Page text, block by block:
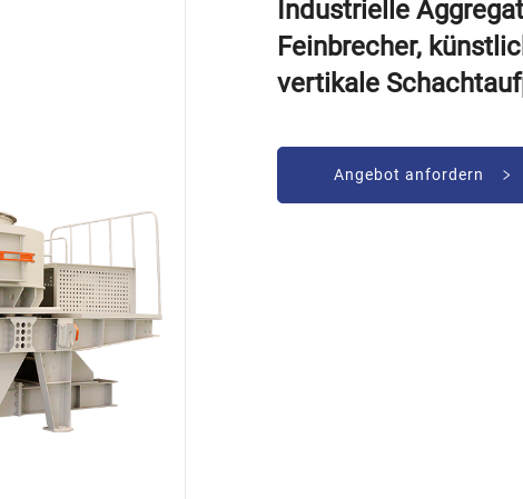
Industrielle
Feinbrecher,
vertikale
Angebot anfordern